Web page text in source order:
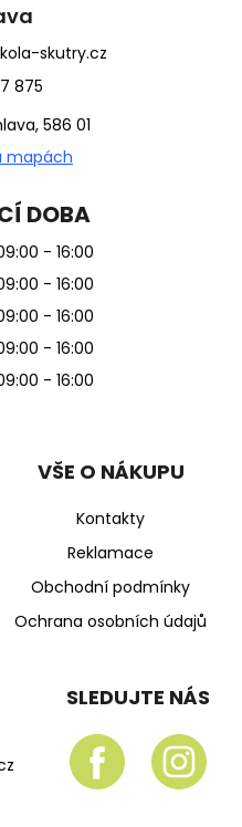
skutry.cz
875
586 01
mapách
DOBA
- 16:00
- 16:00
- 16:00
- 16:00
- 16:00
VŠE O NÁKUPU
Kontakty
Reklamace
Obchodní podmínky
Ochrana osobních údajů
SLEDUJTE NÁS